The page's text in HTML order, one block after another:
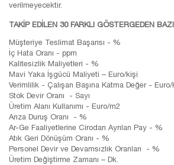
verilmeyecektir.
TAKİP EDİLEN 30 FARKLI GÖSTERGEDEN
Müşteriye Teslimat Başarısı - %
İç Hata Oranı - ppm
Kalitesizlik Maliyetleri - %
Mavi Yaka İşgücü Maliyeti – Euro/kişi
Verimlilik - Çalışan Başına Katma Değer -
Stok Devir Oranı - Sayı
Üretim Alanı Kullanımı - Euro/m2
Arıza Duruş Oranı - %
Ar-Ge Faaliyetlerine Cirodan Ayrılan Pay - %
Atık Geri Dönüşüm Oranı - %
Personel Devir ve Devamsızlık Oranları - %
Üretim Değiştirme Zamanı – Dk.